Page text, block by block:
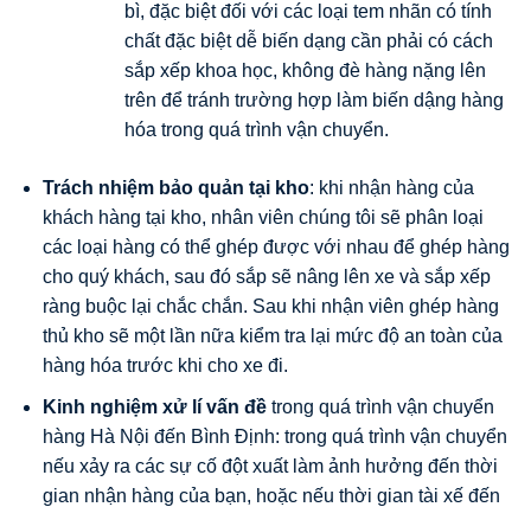
bì, đặc biệt đối với các loại tem nhãn có tính
chất đặc biệt dễ biến dạng cần phải có cách
sắp xếp khoa học, không đè hàng nặng lên
trên để tránh trường hợp làm biến dậng hàng
hóa trong quá trình vận chuyển.
Trách nhiệm bảo quản tại kho: khi nhận hàng của
khách hàng tại kho, nhân viên chúng tôi sẽ phân loại
các loại hàng có thể ghép được với nhau để ghép hàng
cho quý khách, sau đó sắp sẽ nâng lên xe và sắp xếp
ràng buộc lại chắc chắn. Sau khi nhận viên ghép hàng
thủ kho sẽ một lần nữa kiểm tra lại mức độ an toàn của
hàng hóa trước khi cho xe đi.
Kinh nghiệm xử lí vấn đềtrong quá trình vận chuyển
hàng Hà Nội đến Bình Định: trong quá trình vận chuyển
nếu xảy ra các sự cố đột xuất làm ảnh hưởng đến thời
gian nhận hàng của bạn, hoặc nếu thời gian tài xế đến